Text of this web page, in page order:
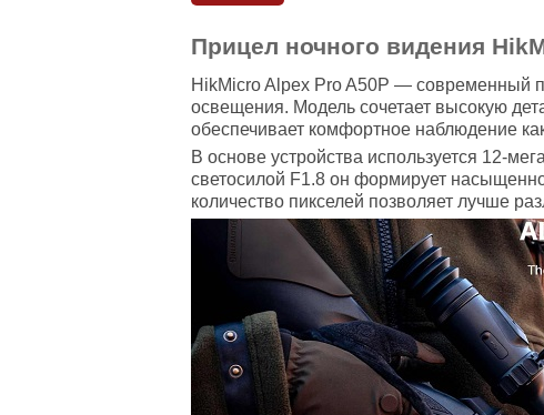
Прицел ночного видения
HikMicro Alpex Pro A50P — современный
освещения. Модель сочетает высокую
обеспечивает комфортное наблюдение
В основе устройства используется 12-
светосилой F1.8 он формирует
количество пикселей позволяет лучше